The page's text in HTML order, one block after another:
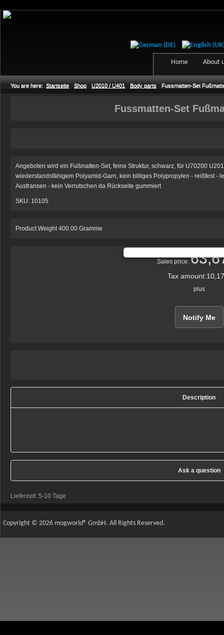
Home About
You are here: Startseite Shop U2010 / U401 Body parts Fussmatten-Set
Fussmatten-Set
Angeboten wird ein Fußmatten-Set, feine Struktur, schwarz, für U70200
wiederstandsfähigem Polyamid-Garn, kein billiges Polypropylen - reißfest -
Ausfransen - kein Verrutschen da Rückseite gummiert
SKU: 10105
Product Weight 400.00 Gramme
Sales price:
Tax amount:
plus
Notify Me
Description
Ask a question
Lieferzeit: 5-10 Tage
Copyright © 2026 mogworld® GmbH. All Rights Reserved.